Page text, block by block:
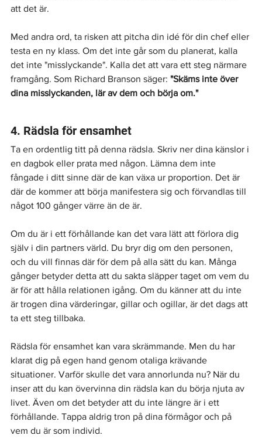
att det är.
Med andra ord, ta risken att pitcha din idé för din chef eller
testa en ny klass. Om det inte går som du planerat, kalla
det inte "misslyckande". Kalla det att vara ett steg närmare
framgång. Som Richard Branson säger: "Skäms inte över
dina misslyckanden, lär av dem och börja om."
4. Rädsla för ensamhet
Ta en ordentlig titt på denna rädsla. Skriv ner dina känslor i
en dagbok eller prata med någon. Lämna dem inte
fångade i ditt sinne där de kan växa ur proportion. Det är
där de kommer att börja manifestera sig och förvandlas till
något 100 gånger värre än de är.
Om du är i ett förhållande kan det vara lätt att förlora dig
själv i din partners värld. Du bryr dig om den personen,
och du vill finnas där för dem på alla sätt du kan. Många
gånger betyder detta att du sakta släpper taget om vem du
är för att hålla relationen igång. Om du känner att du inte
är trogen dina värderingar, gillar och ogillar, är det dags att
ta ett steg tillbaka.
Rädsla för ensamhet kan vara skrämmande. Men du har
klarat dig på egen hand genom otaliga krävande
situationer. Varför skulle det vara annorlunda nu? När du
inser att du kan övervinna din rädsla kan du börja njuta av
livet. Även om det betyder att du inte längre är i ett
förhållande. Tappa aldrig tron ​​på dina förmågor och på
vem du är som individ.